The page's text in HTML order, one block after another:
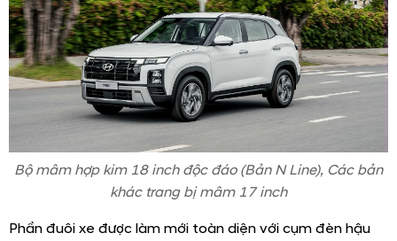
Bộ mâm hợp kim 18 inch độc đáo (Bản N Line), Các bản
khác trang bị mâm 17 inch
Phần đuôi xe được làm mới toàn diện với cụm đèn hậu